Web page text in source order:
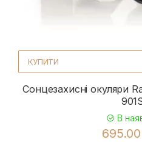
КУПИТИ
Сонцезахисні окуляри
В